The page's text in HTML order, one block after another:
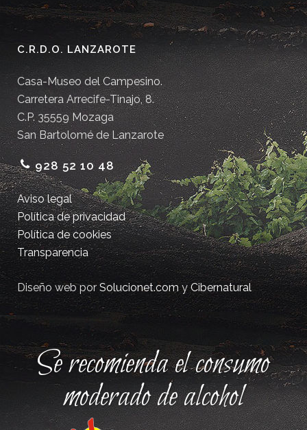
C.R.D.O. LANZAROTE
Casa-Museo del Campesino.
Carretera Arrecife-Tinajo, 8.
C.P. 35559 Mozaga
San Bartolomé de Lanzarote
928 52 10 48
Aviso legal
Política de privacidad
Política de cookies
Transparencia
Diseño web porSolucionet.comyCibernatural
Se recomienda el consumo
moderado de alcohol